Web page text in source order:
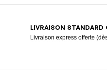
LIVRAISON STANDARD
Livraison express offerte